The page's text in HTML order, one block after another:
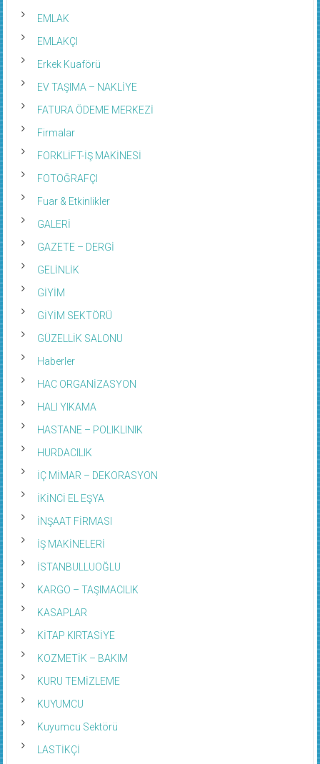
EMLAK
EMLAKÇI
Erkek Kuaförü
EV TAŞIMA – NAKLİYE
FATURA ÖDEME MERKEZİ
Firmalar
FORKLİFT-İŞ MAKİNESİ
FOTOĞRAFÇI
Fuar & Etkinlikler
GALERİ
GAZETE – DERGİ
GELİNLİK
GİYİM
GİYİM SEKTÖRÜ
GÜZELLİK SALONU
Haberler
HAC ORGANİZASYON
HALI YIKAMA
HASTANE – POLIKLINIK
HURDACILIK
İÇ MİMAR – DEKORASYON
İKİNCİ EL EŞYA
İNŞAAT FİRMASI
İŞ MAKİNELERİ
İSTANBULLUOĞLU
KARGO – TAŞIMACILIK
KASAPLAR
KİTAP KIRTASİYE
KOZMETİK – BAKIM
KURU TEMİZLEME
KUYUMCU
Kuyumcu Sektörü
LASTİKÇİ